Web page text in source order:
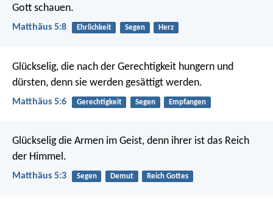
Gott schauen.
Matthäus 5:8 Ehrlichkeit Segen Herz
Glückselig, die nach der Gerechtigkeit hungern und
dürsten, denn sie werden gesättigt werden.
Matthäus 5:6 Gerechtigkeit Segen Empfangen
Glückselig die Armen im Geist, denn ihrer ist das Reich
der Himmel.
Matthäus 5:3 Segen Demut Reich Gottes